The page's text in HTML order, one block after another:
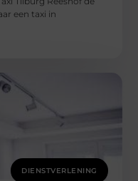
een taxi in
DIENSTVERLENING